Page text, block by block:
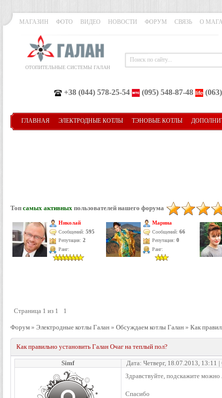
МАГАЗИН ФОТО ВИДЕО НОВОСТИ ФОРУМ СВЯЗЬ О
ОТОПИТЕЛЬНЫЕ СИСТЕМЫ ГАЛАН
+38 (044) 578-25-54 (095) 548-87-48
ГЛАВНАЯ ЭЛЕКТРОДНЫЕ КОТЛЫ ТЭНОВЫЕ КОТЛЫ
Топ самых активных пользователей нашего форума
Николай
Сообщений: 595
Репутация: 2
Ранг:
Марина
Сообщений: 66
Репутация: 0
Ранг:
Страница 1 из 1 1
Форум » Электродные котлы Галан » Обсуждаем котлы Галан » Как
Как правильно установить Галан Очаг на теплый пол?
Simf Дата: Четверг, 18.07.2013, 13:11
Здравствуйте, подскажите можно
Спасибо